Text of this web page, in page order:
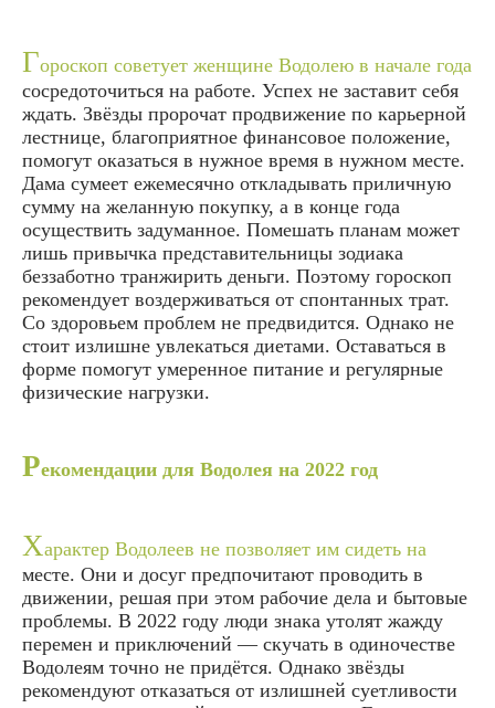
Гороскоп советует женщине Водолею в начале года
сосредоточиться на работе. Успех не заставит себя
ждать. Звёзды пророчат продвижение по карьерной
лестнице, благоприятное финансовое положение,
помогут оказаться в нужное время в нужном месте.
Дама сумеет ежемесячно откладывать приличную
сумму на желанную покупку, а в конце года
осуществить задуманное. Помешать планам может
лишь привычка представительницы зодиака
беззаботно транжирить деньги. Поэтому гороскоп
рекомендует воздерживаться от спонтанных трат.
Со здоровьем проблем не предвидится. Однако не
стоит излишне увлекаться диетами. Оставаться в
форме помогут умеренное питание и регулярные
физические нагрузки.
Рекомендации для Водолея на 2022 год
Характер Водолеев не позволяет им сидеть на
месте. Они и досуг предпочитают проводить в
движении, решая при этом рабочие дела и бытовые
проблемы. В 2022 году люди знака утолят жажду
перемен и приключений — скучать в одиночестве
Водолеям точно не придётся. Однако звёзды
рекомендуют отказаться от излишней суетливости